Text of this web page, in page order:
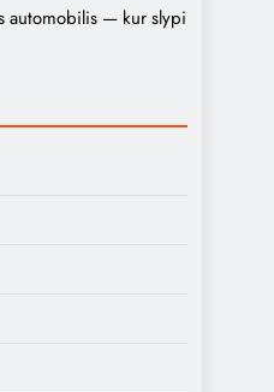
automobilis — kur slypi